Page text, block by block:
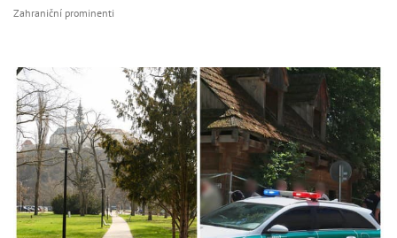
Zahraniční prominenti